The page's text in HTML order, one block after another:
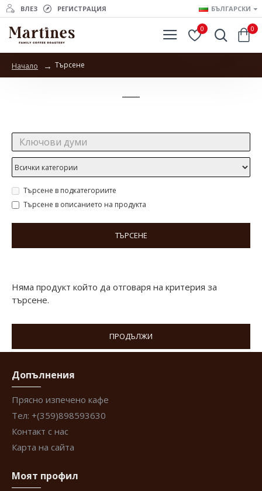
ВЛЕЗ РЕГИСТРАЦИЯ БЪЛГАРСКИ
0 0
Начало Търсене
Търсене в подкатегориите
Търсене в описанието на продукта
ТЪРСЕНЕ
Няма продукт който да отговаря на критерия за
търсене.
ПРОДЪЛЖИ
Допълнения
Прясно изпечено кафе
Тел: +(359)898593630
Контакт с нас
Карта на сайта
Моят профил